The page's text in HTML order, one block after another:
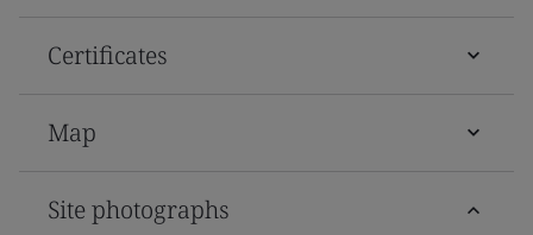
Certificates
Map
Site photographs